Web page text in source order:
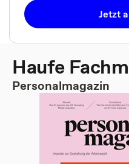
Jetzt
Haufe
Personalmagazin